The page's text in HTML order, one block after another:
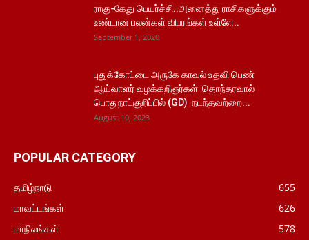
ராகு-கேது பெயர்ச்சி..அனைத்து ராசிகளுக்கும்
உண்டான பலன்கள் விபரங்கள் உள்ளே..
September 1, 2020
புதுக்கோட்டை அருகே காவல் உதவி பெண்
ஆய்வாளர் வழக்கறிஞர்கள் தொந்தரவால்
பொதுநாட்குறிப்பில் (GD) நடந்தவற்றை...
August 10, 2023
POPULAR CATEGORY
தமிழ்நாடு
655
மாவட்டங்கள்
626
மாநிலங்கள்
578